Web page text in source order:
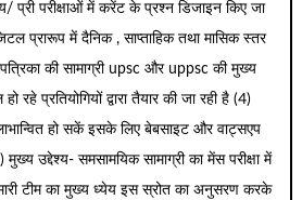
परीक्षाओं में करेंट के प्रश्न डिजाइन किए जा
प्रारूप में दैनिक , साप्ताहिक तथा मासिक स्तर
की सामाग्री upsc और uppsc की मुख्य
रहे प्रतियोगियों द्वारा तैयार की जा रही है (4)
हो सकें इसके लिए बेबसाइट और वाट्सएप
उद्देश्य- समसामयिक सामाग्री का मेंस परीक्षा में
टीम का मुख्य ध्येय इस स्रोत का अनुसरण करके